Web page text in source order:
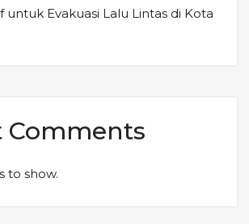
untuk Evakuasi Lalu Lintas di Kota
Comments
to show.